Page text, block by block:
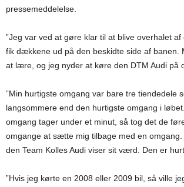
pressemeddelelse.
”Jeg var ved at gøre klar til at blive overhalet
fik dækkene ud på den beskidte side af banen.
at lære, og jeg nyder at køre den DTM Audi på
”Min hurtigste omgang var bare tre tiendedele
langsommere end den hurtigste omgang i
omgang tager under et minut, så tog det de
omgange at sætte mig tilbage med en omgang.
den Team Kolles Audi viser sit værd. Den er
”Hvis jeg kørte en 2008 eller 2009 bil, så ville